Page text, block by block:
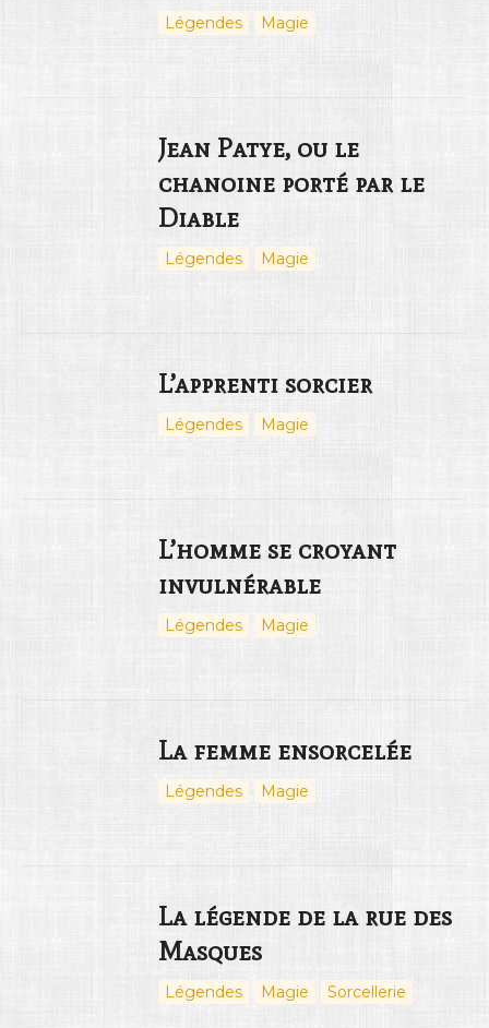
Légendes Magie
Jean Patye, ou le
chanoine porté par le
Diable
Légendes Magie
L’apprenti sorcier
Légendes Magie
L’homme se croyant
invulnérable
Légendes Magie
La femme ensorcelée
Légendes Magie
La légende de la rue des
Masques
Légendes Magie Sorcellerie